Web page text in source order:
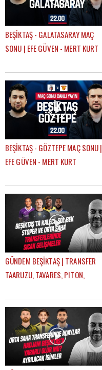
BEŞİKTAŞ - GALATASARAY MAÇ
SONU | EFE GÜVEN - MERT KURT
BEŞİKTAŞ - GÖZTEPE MAÇ SONU |
EFE GÜVEN - MERT KURT
GÜNDEM BEŞİKTAŞ | TRANSFER
TAARUZU, TAVARES, PITON,
STROEYKENS | ÇAĞDAŞ SEVİNÇ